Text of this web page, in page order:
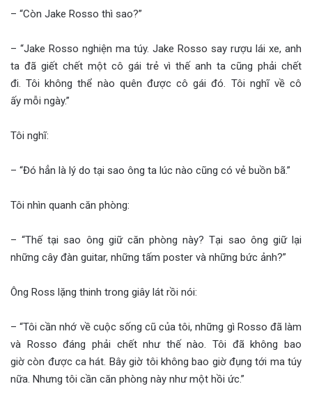
– “Còn Jake Rosso thì sao?”
– “Jake Rosso nghiện ma túy. Jake Rosso say rượu lái xe, anh
ta đã giết chết một cô gái trẻ vì thế anh ta cũng phải chết
đi. Tôi không thể nào quên được cô gái đó. Tôi nghĩ về cô
ấy mỗi ngày.”
Tôi nghĩ:
– “Đó hẳn là lý do tại sao ông ta lúc nào cũng có vẻ buồn bã.”
Tôi nhìn quanh căn phòng:
– “Thế tại sao ông giữ căn phòng này? Tại sao ông giữ lại
những cây đàn guitar, những tấm poster và những bức ảnh?”
Ông Ross lặng thinh trong giây lát rồi nói:
– “Tôi cần nhớ về cuộc sống cũ của tôi, những gì Rosso đã làm
và Rosso đáng phải chết như thế nào. Tôi đã không bao
giờ còn được ca hát. Bây giờ tôi không bao giờ đụng tới ma túy
nữa. Nhưng tôi cần căn phòng này như một hồi ức.”